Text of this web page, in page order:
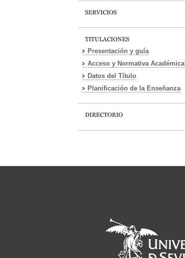
Presentación y guía
Acceso y Normativa Académica
Datos del Título
Planificación de la Enseñanza